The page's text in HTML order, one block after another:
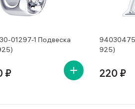
01297-1 Подвеска
₽
94030475
925)
220 ₽